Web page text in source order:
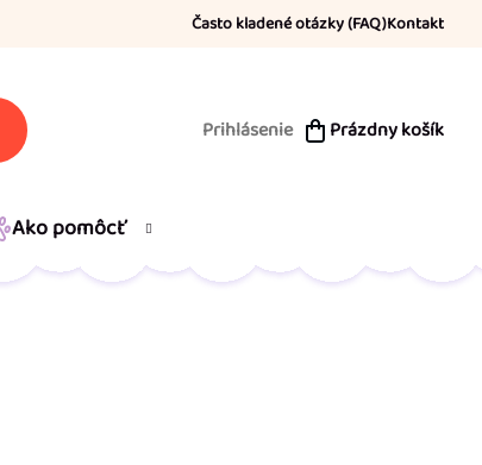
Často kladené otázky (FAQ)Kontakt
Prihlásenie
NÁKUPNÝ
Prázdny košík
Ako pomôcť